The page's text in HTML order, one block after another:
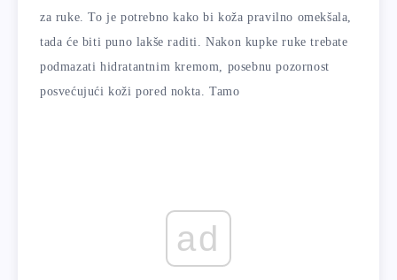
za ruke. To je potrebno kako bi koža pravilno omekšala,
tada će biti puno lakše raditi. Nakon kupke ruke trebate
podmazati hidratantnim kremom, posebnu pozornost
posvećujući koži pored nokta. Tamo
ad